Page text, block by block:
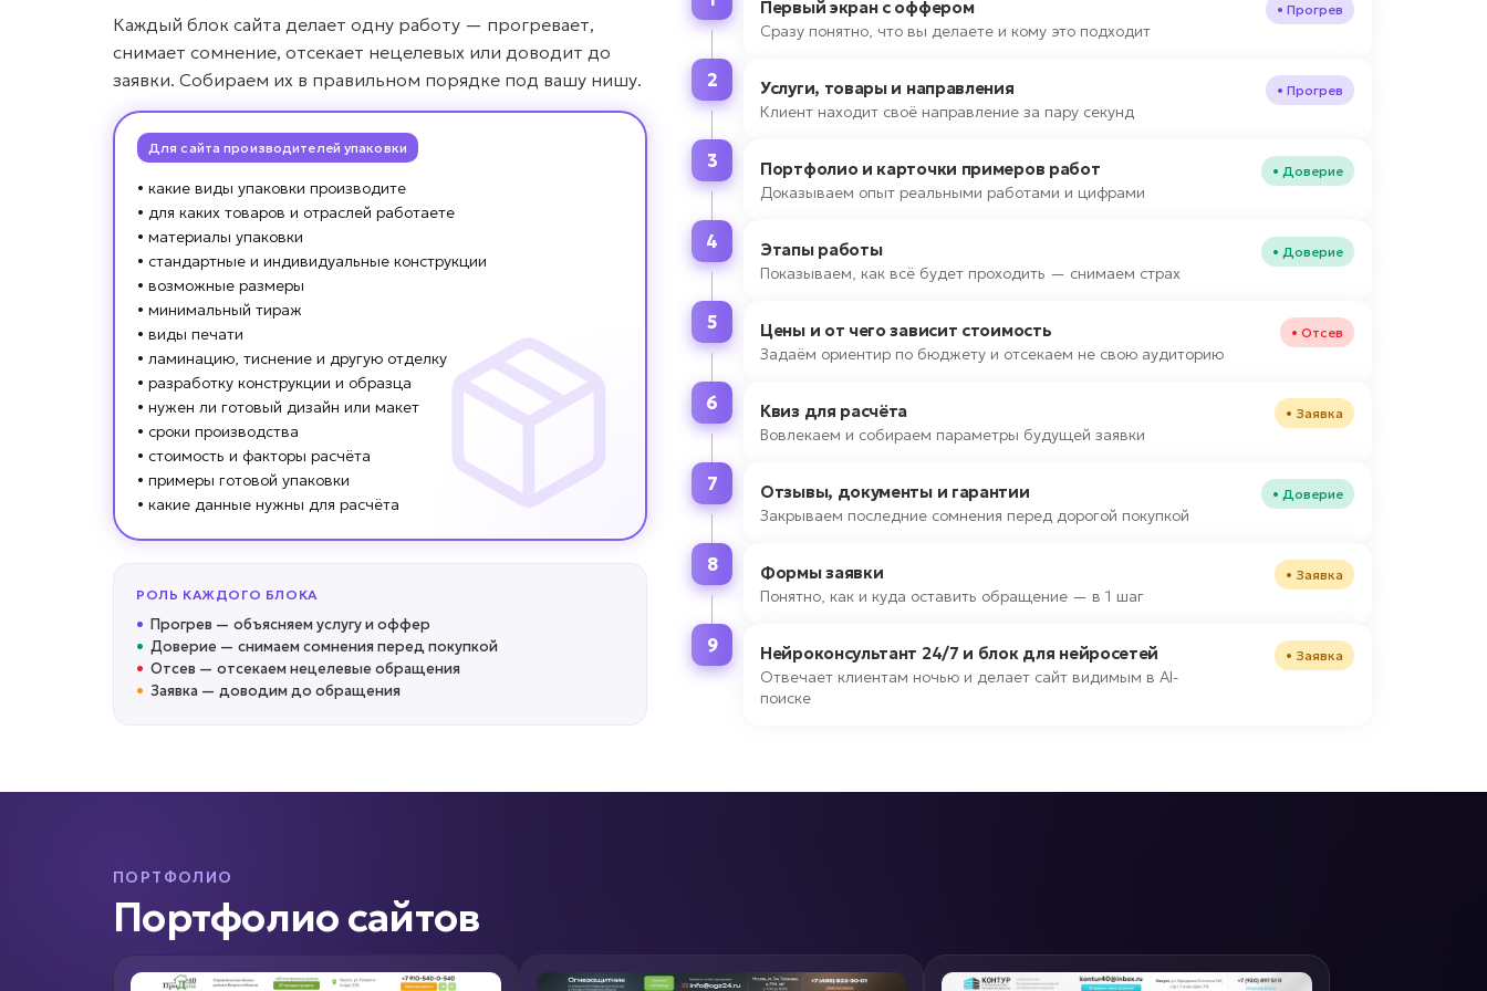
Каждый блок сайта делает одну работу — прогревает,
снимает сомнение, отсекает нецелевых или доводит до
заявки. Собираем их в правильном порядке под вашу нишу.
Для сайта производителей упаковки
• какие виды упаковки производите
• для каких товаров и отраслей работаете
• материалы упаковки
• стандартные и индивидуальные конструкции
• возможные размеры
• минимальный тираж
• виды печати
• ламинацию, тиснение и другую отделку
• разработку конструкции и образца
• нужен ли готовый дизайн или макет
• сроки производства
• стоимость и факторы расчёта
• примеры готовой упаковки
• какие данные нужны для расчёта
РОЛЬ КАЖДОГО БЛОКА
• Прогрев — объясняем услугу и оффер
• Доверие — снимаем сомнения перед покупкой
• Отсев — отсекаем нецелевые обращения
• Заявка — доводим до обращения
Первый экран с оффером
Сразу понятно, что вы делаете и кому это подходит
• Прогрев
2 Услуги, товары и направления
Клиент находит своё направление за пару секунд
• Прогрев
3 Портфолио и карточки примеров работ
Доказываем опыт реальными работами и цифрами
• Доверие
4 Этапы работы
Показываем, как всё будет проходить — снимаем страх
• Доверие
5 Цены и от чего зависит стоимость
Задаём ориентир по бюджету и отсекаем не свою аудиторию
• Отсев
6 Квиз для расчёта
Вовлекаем и собираем параметры будущей заявки
• Заявка
7 Отзывы, документы и гарантии
Закрываем последние сомнения перед дорогой покупкой
• Доверие
8 Формы заявки
Понятно, как и куда оставить обращение — в 1 шаг
• Заявка
9 Нейроконсультант 24/7 и блок для нейросетей
Отвечает клиентам ночью и делает сайт видимым в AI-
поиске
• Заявка
ПОРТФОЛИО
Портфолио сайтов